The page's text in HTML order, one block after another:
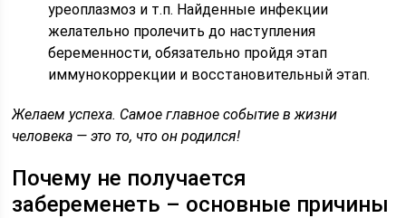
уреоплазмоз и т.п. Найденные инфекции
желательно пролечить до наступления
беременности, обязательно пройдя этап
иммунокоррекции и восстановительный этап.
Желаем успеха. Самое главное событие в жизни
человека — это то, что он родился!
Почему не получается
забеременеть – основные причины